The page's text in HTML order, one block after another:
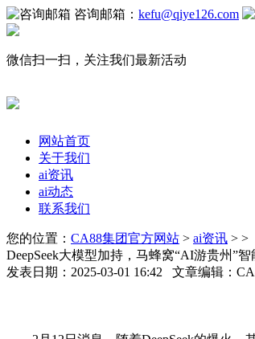
咨询邮箱： kefu@qiye126.com
微信扫一扫，关注我们最新活动
网站首页
关于我们
ai资讯
ai动态
联系我们
您的位置： CA88集团官方网站 > ai资讯 > >
DeepSeek大模型加持，马蜂窝“AI游贵州”
发表日期：2025-03-01 16:42 文章编辑：